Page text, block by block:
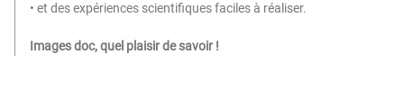
• et des expériences scientifiques faciles à réaliser.
Images doc, quel plaisir de savoir !